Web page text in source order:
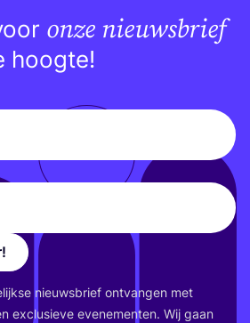
onze nieuwsbrief
hoogte!
nieuws­brief ont­van­gen met
exclu­sie­ve eve­ne­men­ten. Wij gaan